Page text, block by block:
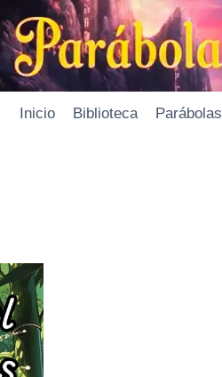
Inicio Biblioteca